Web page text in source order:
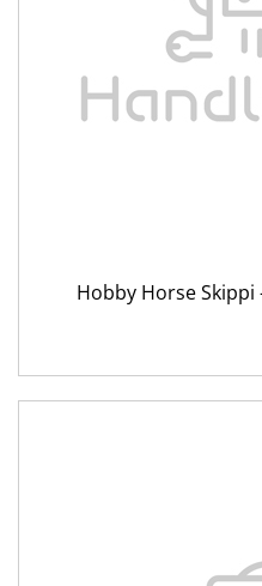
Hobby Horse